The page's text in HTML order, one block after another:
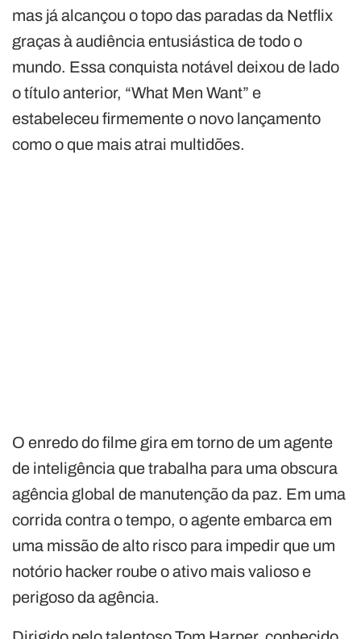
mas já alcançou o topo das paradas da Netflix
graças à audiência entusiástica de todo o
mundo. Essa conquista notável deixou de lado
o título anterior, “What Men Want” e
estabeleceu firmemente o novo lançamento
como o que mais atrai multidões.
O enredo do filme gira em torno de um agente
de inteligência que trabalha para uma obscura
agência global de manutenção da paz. Em uma
corrida contra o tempo, o agente embarca em
uma missão de alto risco para impedir que um
notório hacker roube o ativo mais valioso e
perigoso da agência.